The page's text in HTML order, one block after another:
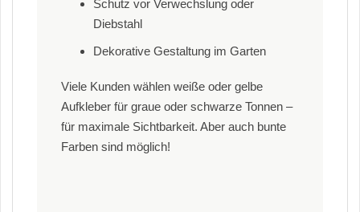
Schutz vor Verwechslung oder
Diebstahl
Dekorative Gestaltung im Garten
Viele Kunden wählen weiße oder gelbe
Aufkleber für graue oder schwarze Tonnen –
für maximale Sichtbarkeit. Aber auch bunte
Farben sind möglich!